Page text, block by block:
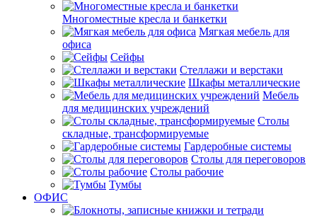
Многоместные кресла и банкетки
Мягкая мебель для
офиса
Сейфы
Стеллажи и верстаки
Шкафы металлические
Мебель
для медицинских учреждений
Столы
складные, трансформируемые
Гардеробные системы
Столы для переговоров
Столы рабочие
Тумбы
ОФИС